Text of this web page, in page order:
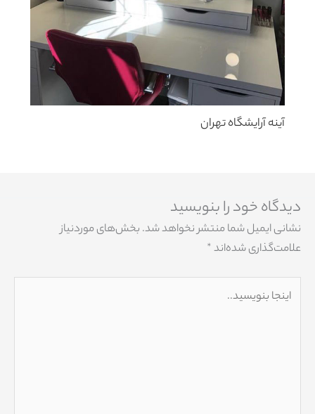
آینه آرایشگاه تهران
دیدگاه‌ خود را بنویسید
نشانی ایمیل شما منتشر نخواهد شد.بخش‌های موردنیاز
علامت‌گذاری شده‌اند*
بنویسید..